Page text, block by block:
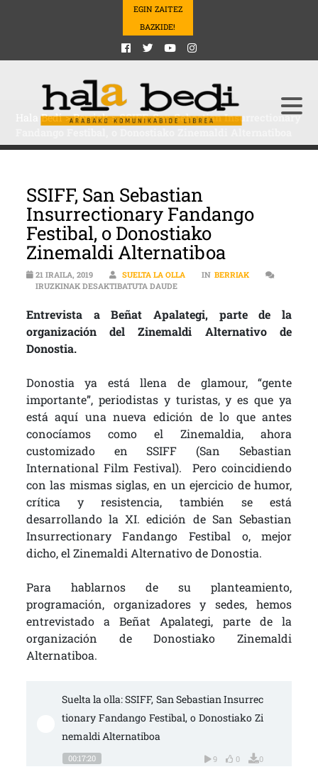
EGIN ZAITEZ
BAZKIDE!
Hala Bedi>Berriak>SSIFF, San Sebastian Insurrectionary
SSIFF, San Sebastian
Insurrectionary Fandango
Festibal, o Donostiako
Zinemaldi Alternatiboa
21 IRAILA, 2019 SUELTA LA OLLA IN BERRIAK
IRUZKINAK DESAKTIBATUTA DAUDESSIFF, SAN SEBASTIAN
Entrevista a Beñat Apalategi, parte de la
organización del Zinemaldi Alternativo de
Donostia.
Donostia ya está llena de glamour, “gente
importante”, periodistas y turistas, y es que ya
está aquí una nueva edición de lo que antes
conocíamos como el Zinemaldia, ahora
customizado en SSIFF (San Sebastian
International Film Festival). Pero coincidiendo
con las mismas siglas, en un ejercicio de humor,
crítica y resistencia, también se está
desarrollando la XI. edición de San Sebastian
Insurrectionary Fandango Festibal o, mejor
dicho, el Zinemaldi Alternativo de Donostia.
Para hablarnos de su planteamiento,
programación, organizadores y sedes, hemos
entrevistado a Beñat Apalategi, parte de la
organización de Donostiako Zinemaldi
Alternatiboa.
Suelta la olla: SSIFF, San Sebastian Insurrec
tionary Fandango Festibal, o Donostiako Zi
nemaldi Alternatiboa
00:17:20 9 0 0